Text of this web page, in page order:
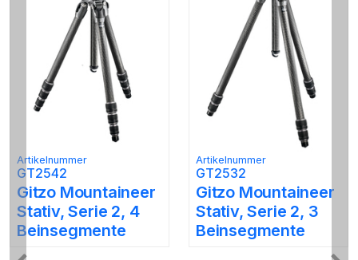
Artikelnummer
GT2542
Gitzo Mountaineer
Stativ, Serie 2, 4
Beinsegmente
Artikelnummer
GT2532
Gitzo Mountaineer
Stativ, Serie 2, 3
Beinsegmente